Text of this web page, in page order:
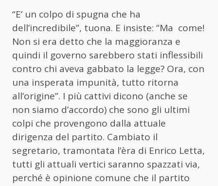
“E’ un colpo di spugna che ha
dell’incredibile”, tuona. E insiste: “Ma come!
Non si era detto che la maggioranza e
quindi il governo sarebbero stati inflessibili
contro chi aveva gabbato la legge? Ora, con
una insperata impunità, tutto ritorna
all’origine”. I più cattivi dicono (anche se
non siamo d’accordo) che sono gli ultimi
colpi che provengono dalla attuale
dirigenza del partito. Cambiato il
segretario, tramontata l’èra di Enrico Letta,
tutti gli attuali vertici saranno spazzati via,
perché è opinione comune che il partito